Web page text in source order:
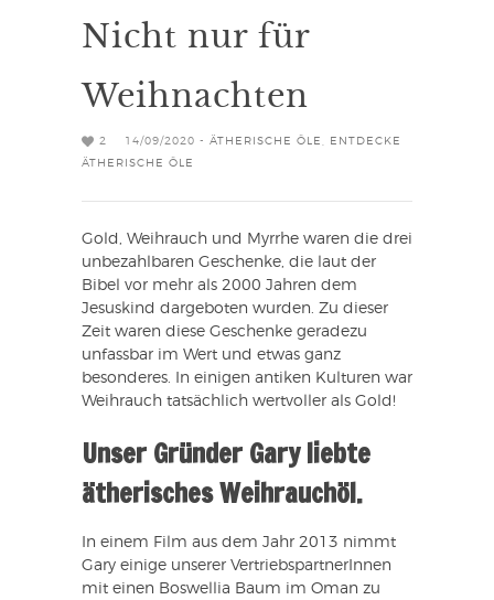
Nicht nur für
Weihnachten
2 14/09/2020 - ÄTHERISCHE ÖLE
ENTDECKE
ÄTHERISCHE ÖLE
Gold, Weihrauch und Myrrhe waren die drei
unbezahlbaren Geschenke, die laut der
Bibel vor mehr als 2000 Jahren dem
Jesuskind dargeboten wurden. Zu dieser
Zeit waren diese Geschenke geradezu
unfassbar im Wert und etwas ganz
besonderes. In einigen antiken Kulturen war
Weihrauch tatsächlich wertvoller als Gold!
Unser Gründer Gary liebte
ätherisches Weihrauchöl.
In einem Film aus dem Jahr 2013 nimmt
Gary einige unserer VertriebspartnerInnen
mit einen Boswellia Baum im Oman zu